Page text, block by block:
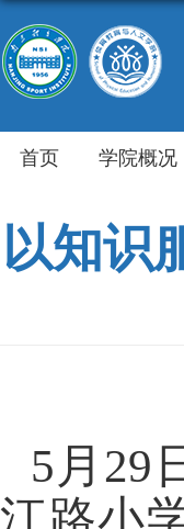
首页 学院概况
以知识
5月29
江路小